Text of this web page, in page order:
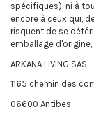
spécifiques), ni à
encore à ceux qui,
risquent de se
emballage
ARKANA LIVING SAS
1165 chemin des
06600 Antibes